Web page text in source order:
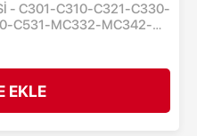
- C301-C310-C321-C330-
C531-MC332-MC342-
MC363-MC561-MC562
SAYFA
EKLE